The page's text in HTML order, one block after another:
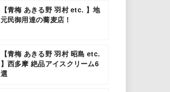
【青梅 あきる野 羽村 etc. 】地
元民御用達の蕎麦店！
【青梅 あきる野 羽村 昭島 etc.
】西多摩 絶品アイスクリーム6
選